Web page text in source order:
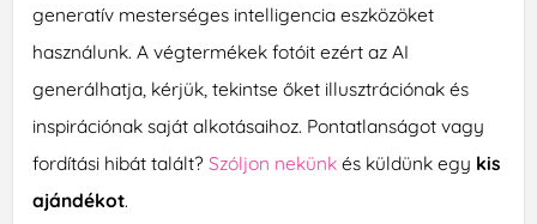
generatív mesterséges intelligencia eszközöket
használunk. A végtermékek fotóit ezért az AI
generálhatja, kérjük, tekintse őket illusztrációnak és
inspirációnak saját alkotásaihoz. Pontatlanságot vagy
fordítási hibát talált? Szóljon nekünkés küldünk egy kis
ajándékot.